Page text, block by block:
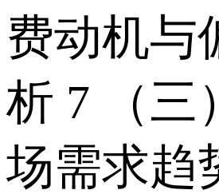
费动机与
析 7 （三
场需求趋